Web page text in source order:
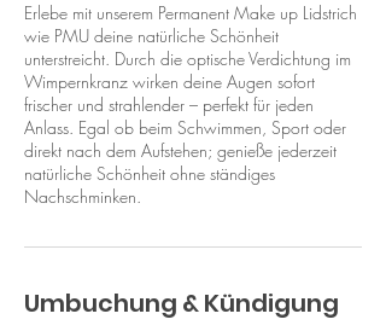
Erlebe mit unserem Permanent Make up Lidstrich
wie PMU deine natürliche Schönheit
unterstreicht. Durch die optische Verdichtung im
Wimpernkranz wirken deine Augen sofort
frischer und strahlender – perfekt für jeden
Anlass. Egal ob beim Schwimmen, Sport oder
direkt nach dem Aufstehen; genieße jederzeit
natürliche Schönheit ohne ständiges
Nachschminken.
Umbuchung & Kündigung